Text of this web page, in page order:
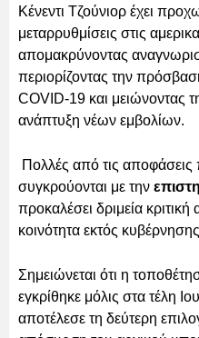
Κένεντι Τζούνιορ έχει
μεταρρυθμίσεις στις
απομακρύνοντας
περιορίζοντας την
COVID-19 και μειώνοντας
ανάπτυξη νέων εμβολίων.
Πολλές από τις αποφάσεις
συγκρούονται με την
προκαλέσει δριμεία
κοινότητα εκτός
Σημειώνεται ότι η
εγκρίθηκε μόλις στα τέλη
αποτέλεσε τη δεύτερη